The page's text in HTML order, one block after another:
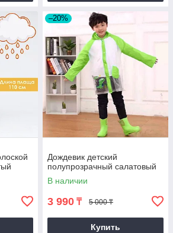
–20%
Дождевик детский
полупрозрачный салатовый
В наличии
3 990 ₸ 5 000 ₸
Купить